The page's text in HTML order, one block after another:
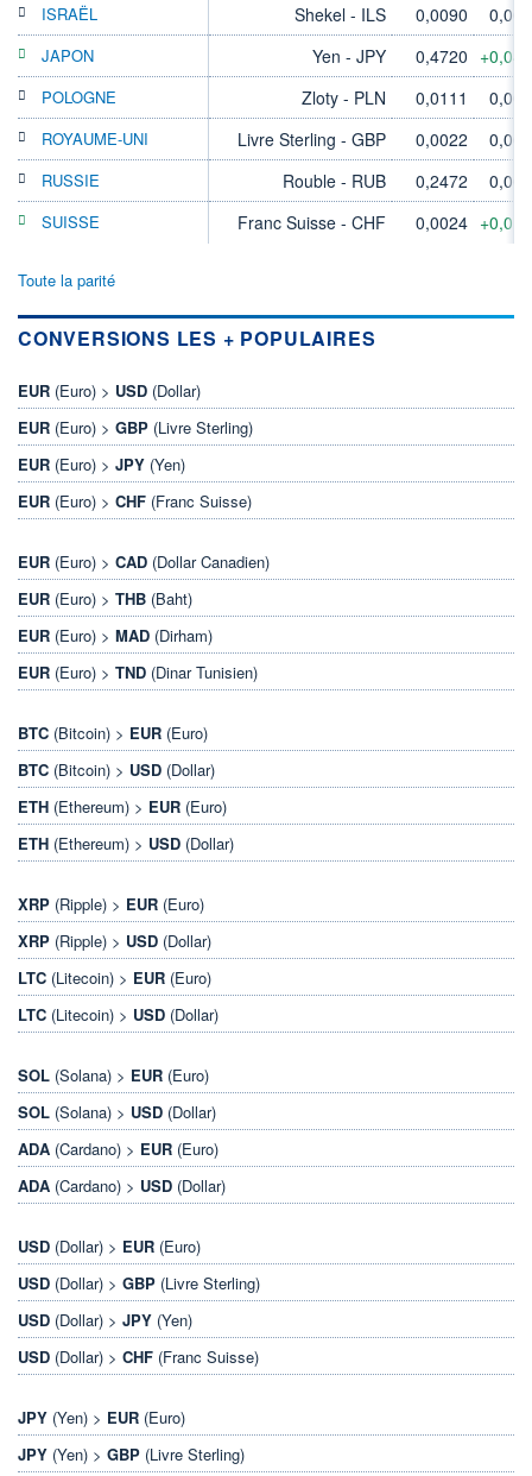
ISRAËL Shekel - ILS 0,0090
JAPON Yen - JPY 0,4720
POLOGNE Zloty - PLN 0,0111
ROYAUME-UNI Livre Sterling - GBP 0,0022
RUSSIE Rouble - RUB 0,2472
SUISSE Franc Suisse - CHF 0,0024
Toute la parité
CONVERSIONS LES + POPULAIRES
EUR (Euro) > USD (Dollar)
EUR (Euro) > GBP (Livre Sterling)
EUR (Euro) > JPY (Yen)
EUR (Euro) > CHF (Franc Suisse)
EUR (Euro) > CAD (Dollar Canadien)
EUR (Euro) > THB (Baht)
EUR (Euro) > MAD (Dirham)
EUR (Euro) > TND (Dinar Tunisien)
BTC (Bitcoin) > EUR (Euro)
BTC (Bitcoin) > USD (Dollar)
ETH (Ethereum) > EUR (Euro)
ETH (Ethereum) > USD (Dollar)
XRP (Ripple) > EUR (Euro)
XRP (Ripple) > USD (Dollar)
LTC (Litecoin) > EUR (Euro)
LTC (Litecoin) > USD (Dollar)
SOL (Solana) > EUR (Euro)
SOL (Solana) > USD (Dollar)
ADA (Cardano) > EUR (Euro)
ADA (Cardano) > USD (Dollar)
USD (Dollar) > EUR (Euro)
USD (Dollar) > GBP (Livre Sterling)
USD (Dollar) > JPY (Yen)
USD (Dollar) > CHF (Franc Suisse)
JPY (Yen) > EUR (Euro)
JPY (Yen) > GBP (Livre Sterling)